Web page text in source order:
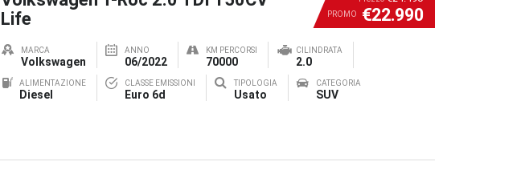
PROMO €22.990
Life
MARCA
Volkswagen
ANNO
06/2022
KM PERCORSI
70000
CILINDRATA
2.0
ALIMENTAZIONE
Diesel
CLASSE EMISSIONI
Euro 6d
TIPOLOGIA
Usato
CATEGORIA
SUV